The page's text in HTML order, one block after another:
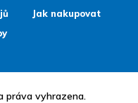
Jak nakupovat
práva vyhrazena.